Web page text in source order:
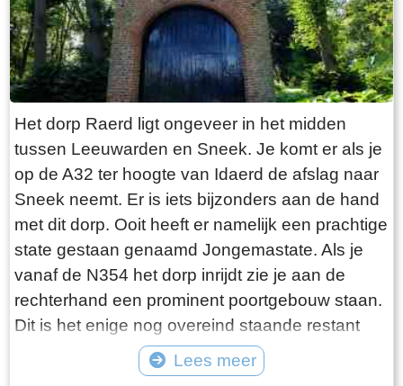
kleinste haventje van Europa eenzaam en
alleen de HL6. Navraag in het restaurant leert
dan dit de vissersboot van de gebroeders De
Vries is. Zij zijn de laatste overgebleven vissers
van Laaksum. Eerder was er sprake van een
bescheiden vloot maar de meeste vissers van
Laaksum zijn er al lang geleden mee gestopt.
De gebroeders De Vries houden het dus nog vol
en vangen regelmatig bot bij Laaksum. Ik hoor
dat de ze inmiddels aardig op leeftijd zijn, in
ieder geval over de zestig. Ik hoop dat ze het
nog even kunnen volhouden tot aan hun
pensioenleeftijd. Want zodra zij ermee stoppen
vangt iedereen bot bij Laaksum.
Het dorp Raerd ligt ongeveer in het midden
tussen Leeuwarden en Sneek. Je komt er als je
op de A32 ter hoogte van Idaerd de afslag naar
Sneek neemt. Er is iets bijzonders aan de hand
met dit dorp. Ooit heeft er namelijk een prachtige
state gestaan genaamd Jongemastate. Als je
vanaf de N354 het dorp inrijdt zie je aan de
rechterhand een prominent poortgebouw staan.
Dit is het enige nog overeind staande restant
van Jongemastate. Het poortgebouw geeft
toegang tot het park Jongemastate. In het
Lees meer